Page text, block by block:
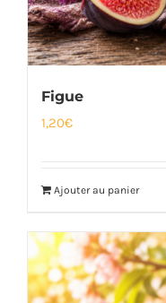
Figue
1,20€
Ajouter au panier